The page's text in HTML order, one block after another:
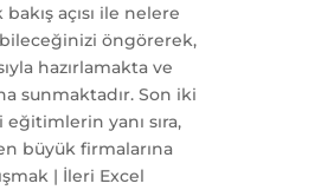
açısı ile nelere
öngörerek,
hazırlamakta ve
sunmaktadır. Son iki
eğitimlerin yanı sıra,
büyük firmalarına
| İleri Excel